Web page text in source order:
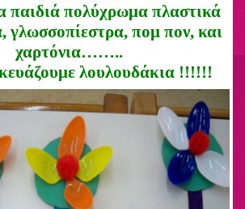
παιδιά πολύχρωμα πλαστικά
γλωσσοπίεστρα, πομ πον, και
χαρτόνια……..
λουλουδάκια !!!!!!